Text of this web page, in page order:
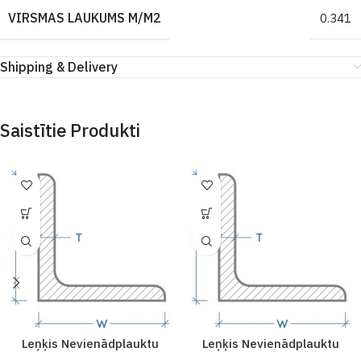
VIRSMAS LAUKUMS M/M2 0.341
Shipping & Delivery
Saistītie Produkti
Leņķis Nevienādplauktu Leņķis Nevienādplauktu